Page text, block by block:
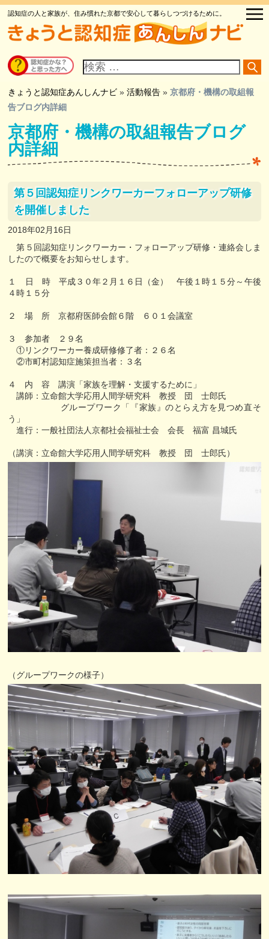
認知症の人と家族が、住み慣れた京都で安心して暮らしつづけるために。
イ
ト
検
索
きょうと認知症あんしんナビ »活動報告 »京都府・機構の取組報
告ブログ内詳細
京都府・機構の取組報告ブログ
内詳細
第５回認知症リンクワーカーフォローアップ研修
を開催しました
2018年02月16日
第５回認知症リンクワーカー・フォローアップ研修・連絡会しま
したので概要をお知らせします。
１ 日 時 平成３０年２月１６日（金） 午後１時１５分～午後
４時１５分
２ 場 所 京都府医師会館６階 ６０１会議室
３ 参加者 ２９名
①リンクワーカー養成研修修了者：２６名
②市町村認知症施策担当者：３名
４ 内 容 講演「家族を理解・支援するために」
講師：立命館大学応用人間学研究科 教授 団 士郎氏
グループワーク「『家族』のとらえ方を見つめ直そ
う」
進行：一般社団法人京都社会福祉士会 会長 福富 昌城氏
（講演：立命館大学応用人間学研究科 教授 団 士郎氏）
（グループワークの様子）